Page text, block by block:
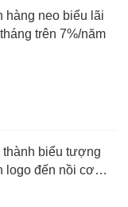
hàng neo biểu lãi
trên 7%/năm
biểu tượng
logo đến nồi cơm
ráo riết